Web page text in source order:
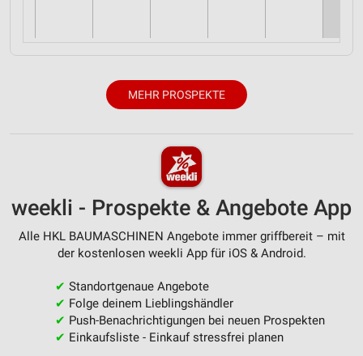
MEHR PROSPEKTE
weekli - Prospekte & Angebote App
Alle HKL BAUMASCHINEN Angebote immer griffbereit – mit
der kostenlosen weekli App für iOS & Android.
✔ Standortgenaue Angebote
✔ Folge deinem Lieblingshändler
✔ Push-Benachrichtigungen bei neuen Prospekten
✔ Einkaufsliste - Einkauf stressfrei planen